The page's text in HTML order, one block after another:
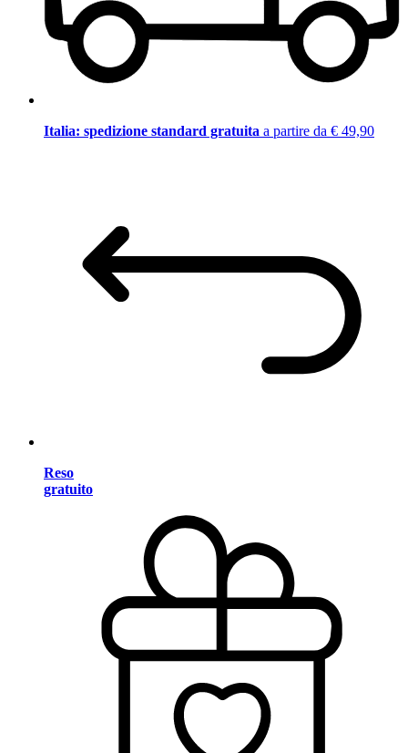
Italia: spedizione standard gratuita a partire da € 49,90
Reso
gratuito